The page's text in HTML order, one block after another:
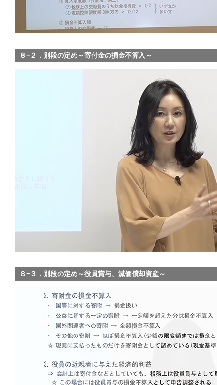
８−２．別段の定め～寄付金の損金不算入～
８−３．別段の定め～役員賞与、減価償却資産～